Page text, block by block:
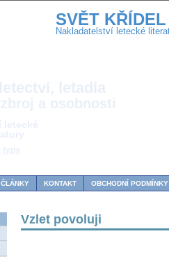
SVĚT KŘÍDEL
Nakladatelství letecké
ČLÁNKY KONTAKT OBCHODNÍ PODMÍNKY
Vzlet povoluji